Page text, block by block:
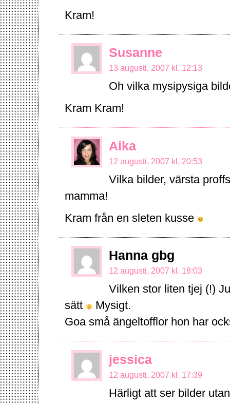
Kram!
Susanne
13 augusti, 2007 kl. 12:13
Oh vilka mysipysiga
Kram Kram!
Aika
12 augusti, 2007 kl. 20:53
Vilka bilder, värsta
mamma!
Kram från en sleten kusse
Hanna gbg
12 augusti, 2007 kl. 18:03
Vilken stor liten tjej (!)
sätt
Mysigt.
Goa små ängeltofflor hon har
jessica
12 augusti, 2007 kl. 17:39
Härligt att ser bilder